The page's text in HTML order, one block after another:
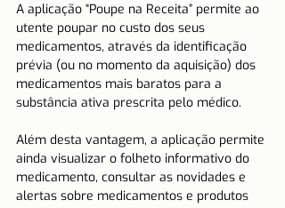
A aplicação “Poupe na Receita” permite ao
utente poupar no custo dos seus
medicamentos, através da identificação
prévia (ou no momento da aquisição) dos
medicamentos mais baratos para a
substância ativa prescrita pelo médico.
Além desta vantagem, a aplicação permite
ainda visualizar o folheto informativo do
medicamento, consultar as novidades e
alertas sobre medicamentos e produtos